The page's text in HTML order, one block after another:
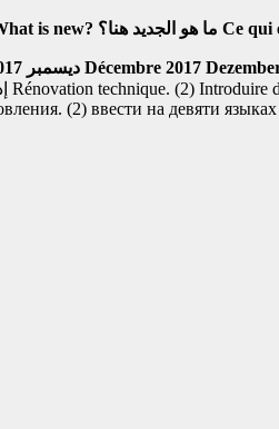
is new? Ce qui
Décembre 2017
(1) Rénovation technique. (2) Introduire
(2) ввести на девяти языках